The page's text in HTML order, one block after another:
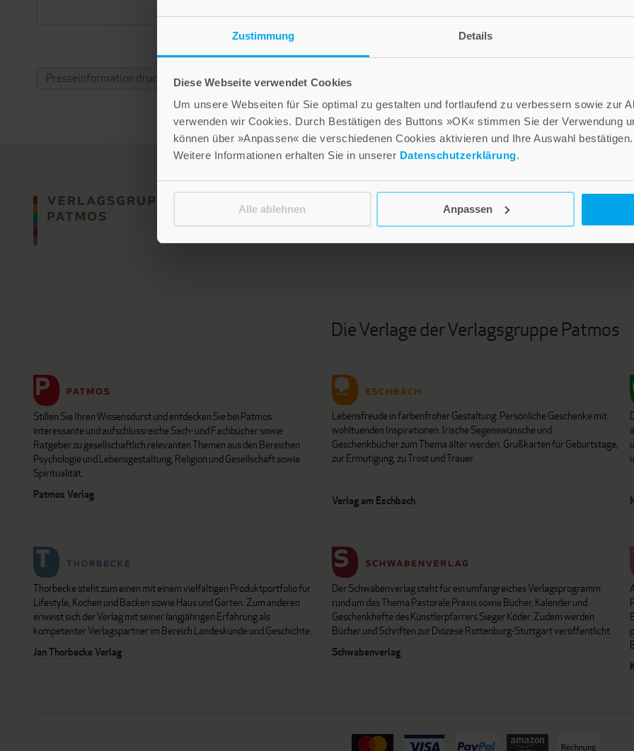
Zustimmung Details
Diese Webseite verwendet Cookies
Um unsere Webseiten für Sie optimal zu gestalten und fortlaufend zu verbessern sowie zur
verwenden wir Cookies. Durch Bestätigen des Buttons »OK« stimmen Sie der Verwendung
können über »Anpassen« die verschiedenen Cookies aktivieren und Ihre Auswahl bestätigen.
Weitere Informationen erhalten Sie in unserer Datenschutzerklärung.
Alle ablehnen Anpassen
Presseinformation drucken
NEWSLETTER
Die Verlage der Verlagsgruppe Patmos
Stillen Sie Ihren Wissensdurst und entdecken Sie bei Patmos
interessante und aufschlussreiche Sach- und Fachbücher sowie
Ratgeber zu gesellschaftlich relevanten Themen aus den Bereichen
Psychologie und Lebensgestaltung, Religion und Gesellschaft sowie
Spiritualität.
Patmos Verlag
Lebensfreude in farbenfroher Gestaltung: Persönliche Geschenke mit
wohltuenden Inspirationen. Irische Segenswünsche und
Geschenkbücher zum Thema älter werden. Grußkarten für Geburtstage,
zur Ermutigung, zu Trost und Trauer.
Verlag am Eschbach
Thorbecke steht zum einen mit einem vielfältigen Produktportfolio für
Lifestyle, Kochen und Backen sowie Haus und Garten. Zum anderen
erweist sich der Verlag mit seiner langjährigen Erfahrung als
kompetenter Verlagspartner im Bereich Landeskunde und Geschichte.
Jan Thorbecke Verlag
Der Schwabenverlag steht für ein umfangreiches Verlagsprogramm
rund um das Thema Pastorale Praxis sowie Bücher, Kalender und
Geschenkhefte des Künstlerpfarrers Sieger Köder. Zudem werden
Bücher und Schriften zur Diözese Rottenburg-Stuttgart veröffentlicht.
Schwabenverlag